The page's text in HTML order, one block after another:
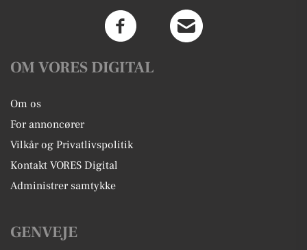
OM VORES DIGITAL
Om os
For annoncører
Vilkår og Privatlivspolitik
Kontakt VORES Digital
Administrer samtykke
GENVEJE